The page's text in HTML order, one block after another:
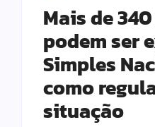
Mais de
podem ser
Simples
como
situação